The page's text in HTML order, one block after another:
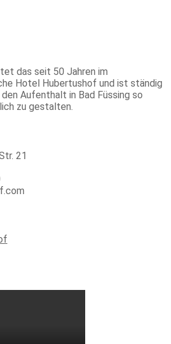
das seit 50 Jahren im
Hotel Hubertushof und ist ständig
Aufenthalt in Bad Füssing so
zu gestalten.
21